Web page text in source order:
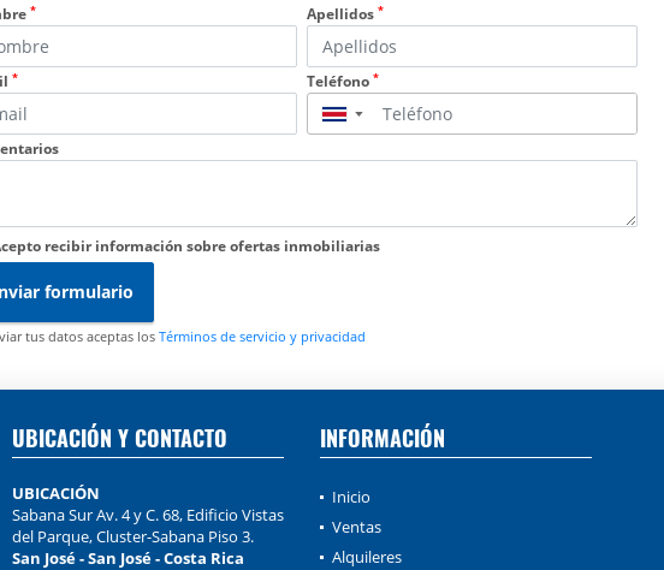
* Apellidos *
* Teléfono *
▼
recibir información sobre ofertas inmobiliarias
formulario
tus datos aceptas los Términos de servicio y privacidad
UBICACIÓN Y CONTACTO
UBICACIÓN
Sabana Sur Av. 4 y C. 68, Edificio Vistas
del Parque, Cluster-Sabana Piso 3.
San José - San José - Costa Rica
INFORMACIÓN
Inicio
Ventas
Alquileres